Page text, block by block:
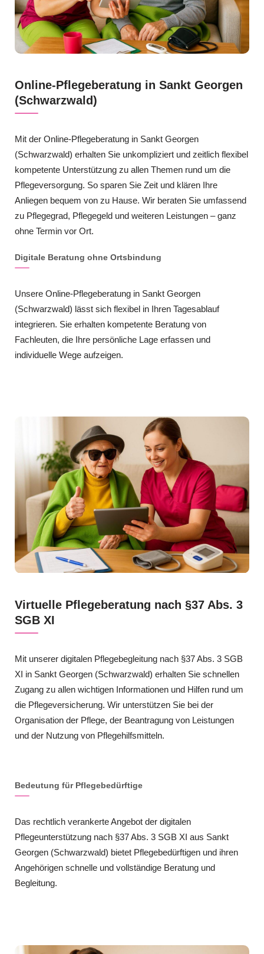
Online-Pflegeberatung in Sankt Georgen
(Schwarzwald)
Mit der Online-Pflegeberatung in Sankt Georgen
(Schwarzwald) erhalten Sie unkompliziert und zeitlich flexibel
kompetente Unterstützung zu allen Themen rund um die
Pflegeversorgung. So sparen Sie Zeit und klären Ihre
Anliegen bequem von zu Hause. Wir beraten Sie umfassend
zu Pflegegrad, Pflegegeld und weiteren Leistungen – ganz
ohne Termin vor Ort.
Digitale Beratung ohne Ortsbindung
Unsere Online-Pflegeberatung in Sankt Georgen
(Schwarzwald) lässt sich flexibel in Ihren Tagesablauf
integrieren. Sie erhalten kompetente Beratung von
Fachleuten, die Ihre persönliche Lage erfassen und
individuelle Wege aufzeigen.
Virtuelle Pflegeberatung nach §37 Abs. 3
SGB XI
Mit unserer digitalen Pflegebegleitung nach §37 Abs. 3 SGB
XI in Sankt Georgen (Schwarzwald) erhalten Sie schnellen
Zugang zu allen wichtigen Informationen und Hilfen rund um
die Pflegeversicherung. Wir unterstützen Sie bei der
Organisation der Pflege, der Beantragung von Leistungen
und der Nutzung von Pflegehilfsmitteln.
Bedeutung für Pflegebedürftige
Das rechtlich verankerte Angebot der digitalen
Pflegeunterstützung nach §37 Abs. 3 SGB XI aus Sankt
Georgen (Schwarzwald) bietet Pflegebedürftigen und ihren
Angehörigen schnelle und vollständige Beratung und
Begleitung.